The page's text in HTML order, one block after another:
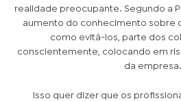
realidade preocupante. Segundo a
aumento do conhecimento sobre
como evitá-los, parte dos
conscientemente, colocando em
da empresa.
Isso quer dizer que os